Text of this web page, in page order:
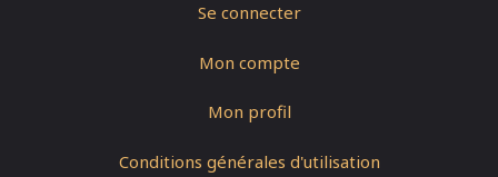
Se connecter
Mon compte
Mon profil
Conditions générales d'utilisation